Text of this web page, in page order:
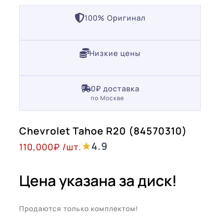
100% Оригинал
Низкие цены
0₽ доставка
по Москве
Chevrolet Tahoe R20 (84570310)
110,000₽ /шт. 4.9
Цена указана за диск!
Продаются только комплектом!